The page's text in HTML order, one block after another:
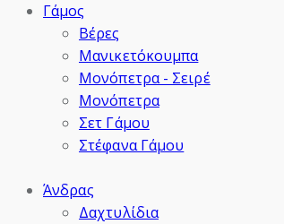
Γάμος
Βέρες
Μανικετόκουμπα
Μονόπετρα - Σειρέ
Μονόπετρα
Σετ Γάμου
Στέφανα Γάμου
Άνδρας
Δαχτυλίδια